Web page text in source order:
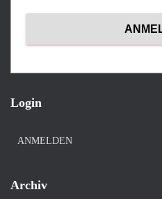
Login
ANMELDEN
Archiv